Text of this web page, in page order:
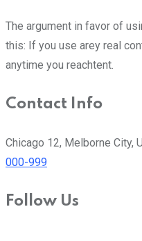
The argument in favor of
this: If you use arey real
anytime you reachtent.
Contact Info
Chicago 12, Melborne City,
000-999
Follow Us